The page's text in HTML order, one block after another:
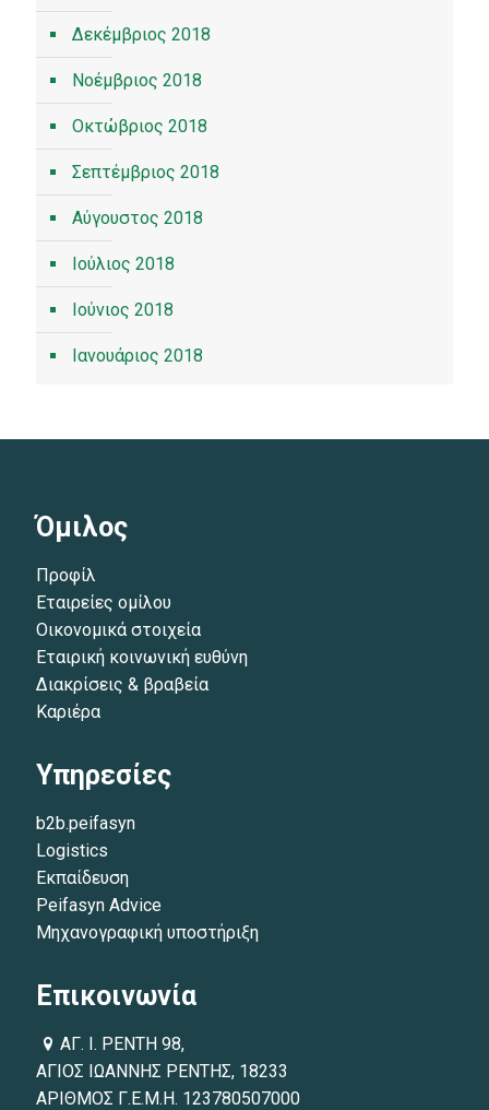
Δεκέμβριος 2018
Νοέμβριος 2018
Οκτώβριος 2018
Σεπτέμβριος 2018
Αύγουστος 2018
Ιούλιος 2018
Ιούνιος 2018
Ιανουάριος 2018
Όμιλος
Προφίλ
Εταιρείες ομίλου
Οικονομικά στοιχεία
Εταιρική κοινωνική ευθύνη
Διακρίσεις & βραβεία
Καριέρα
Υπηρεσίες
b2b.peifasyn
Logistics
Εκπαίδευση
Peifasyn Advice
Μηχανογραφική υποστήριξη
Επικοινωνία
ΑΓ. Ι. ΡΕΝΤΗ 98,
ΑΓΙΟΣ ΙΩΑΝΝΗΣ ΡΕΝΤΗΣ, 18233
ΑΡΙΘΜΟΣ Γ.Ε.Μ.Η. 123780507000